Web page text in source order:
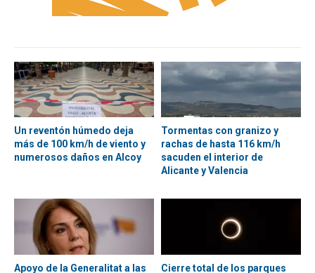
Un reventón húmedo deja
más de 100 km/h de viento y
numerosos daños en Alcoy
Tormentas con granizo y
rachas de hasta 116 km/h
sacuden el interior de
Alicante y Valencia
Apoyo de la Generalitat a las
Cierre total de los parques